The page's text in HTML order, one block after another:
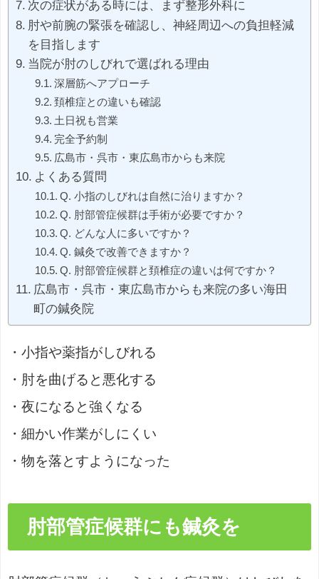
次の症状がある時には、まず整形外科に
肘や前腕の緊張を確認し、神経周辺への負担軽減
を目指します
当院が肘のしびれで選ばれる理由
深層筋へアプローチ
頚椎症との違いも確認
土日祝も営業
完全予約制
広島市・呉市・東広島市からも来院
よくある質問
Q. 小指のしびれは自然に治りますか？
Q. 肘部管症候群は手術が必要ですか？
Q. どんな人に多いですか？
Q. 鍼灸で改善できますか？
Q. 肘部管症候群と頚椎症の違いは何ですか？
広島市・呉市・東広島市からも来院の多い海田
町の鍼灸院
・小指や薬指がしびれる
・肘を曲げると悪化する
・夜になると強くなる
・細かい作業がしにくい
・物を落とすようになった
肘部管症候群にも鍼灸を